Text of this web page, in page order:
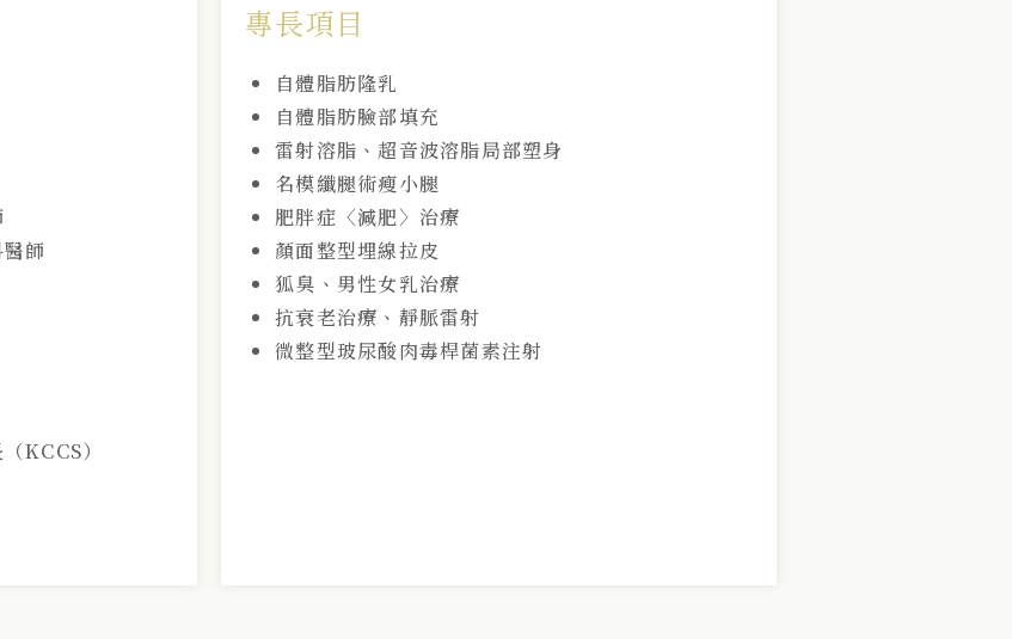
師
KCCS）
專長項目
自體脂肪隆乳
自體脂肪臉部填充
雷射溶脂、超音波溶脂局部塑身
名模纖腿術瘦小腿
肥胖症〈減肥〉治療
顏面整型埋線拉皮
狐臭、男性女乳治療
抗衰老治療、靜脈雷射
微整型玻尿酸肉毒桿菌素注射